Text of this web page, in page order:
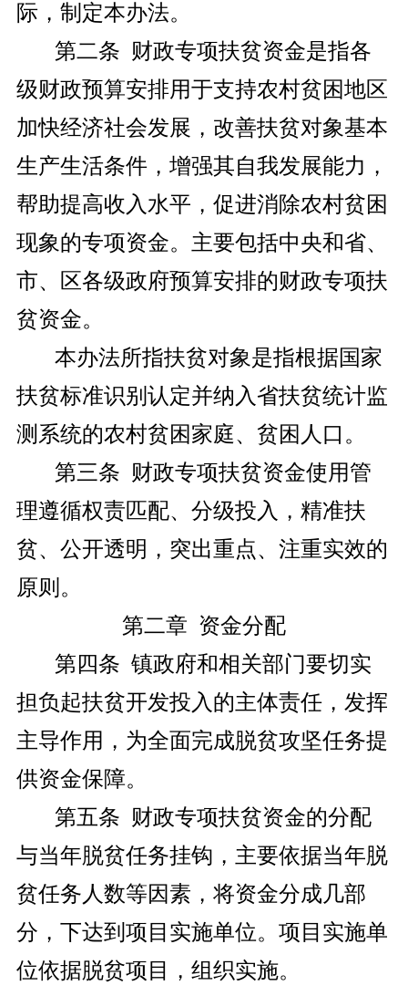
际，制定本办法。
第二条 财政专项扶贫资金是指各
级财政预算安排用于支持农村贫困地区
加快经济社会发展，改善扶贫对象基本
生产生活条件，增强其自我发展能力，
帮助提高收入水平，促进消除农村贫困
现象的专项资金。主要包括中央和省、
市、区各级政府预算安排的财政专项扶
贫资金。
本办法所指扶贫对象是指根据国家
扶贫标准识别认定并纳入省扶贫统计监
测系统的农村贫困家庭、贫困人口。
第三条 财政专项扶贫资金使用管
理遵循权责匹配、分级投入，精准扶
贫、公开透明，突出重点、注重实效的
原则。
第二章 资金分配
第四条 镇政府和相关部门要切实
担负起扶贫开发投入的主体责任，发挥
主导作用，为全面完成脱贫攻坚任务提
供资金保障。
第五条 财政专项扶贫资金的分配
与当年脱贫任务挂钩，主要依据当年脱
贫任务人数等因素，将资金分成几部
分，下达到项目实施单位。项目实施单
位依据脱贫项目，组织实施。